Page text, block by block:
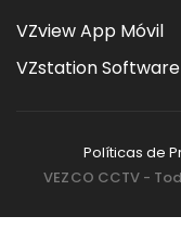
VZview App Móvil
VZstation
Políticas de
VEZCO CCTV -